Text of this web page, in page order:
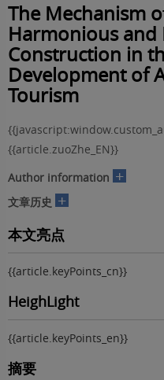
The Mechanism
Harmonious and
Construction in
Development of
Tourism
{{article.zuoZhe_EN}}
Author information +
文章历史 +
本文亮点
{{article.keyPoints_cn}}
HeighLight
{{article.keyPoints_en}}
摘要